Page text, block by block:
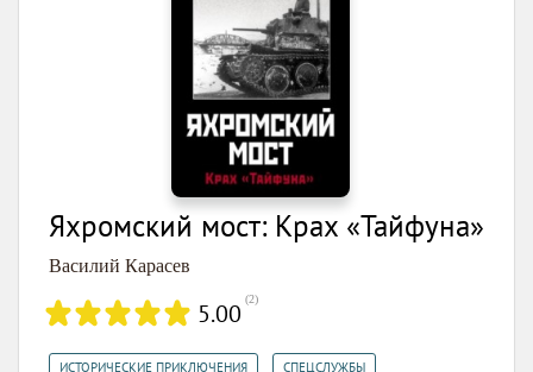
Яхромский мост: Крах «Тайфуна»
Василий Карасев
5.00 (2)
ИСТОРИЧЕСКИЕ ПРИКЛЮЧЕНИЯ СПЕЦСЛУЖБЫ